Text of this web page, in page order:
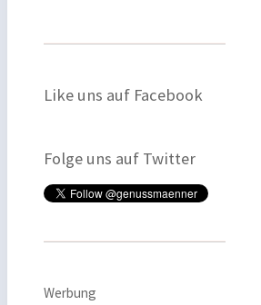
Like uns auf Facebook
Folge uns auf Twitter
Werbung